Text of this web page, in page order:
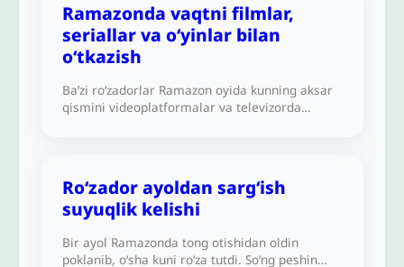
Ramazonda vaqtni filmlar,
seriallar va o‘yinlar bilan
o‘tkazish
Ba’zi ro‘zadorlar Ramazon oyida kunning aksar
qismini videoplatformalar va televizorda
Roʻzador ayoldan sargʻish
suyuqlik kelishi
Bir ayol Ramazonda tong otishidan oldin
poklanib, o‘sha kuni ro‘za tutdi. So‘ng peshin